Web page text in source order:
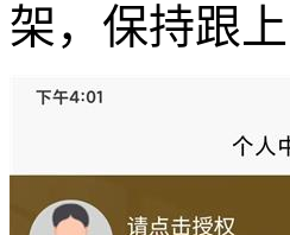
架，保持跟